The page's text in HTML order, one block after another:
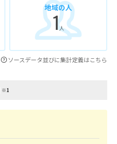
地域の人
1人
ソースデータ並びに集計定義はこちら
※1